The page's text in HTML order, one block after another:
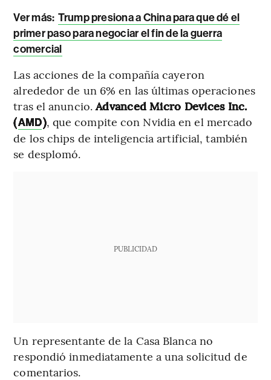
Ver más: Trump presiona a China para que dé el
primer paso para negociar el fin de la guerra
comercial
Las acciones de la compañía cayeron
alrededor de un 6% en las últimas operaciones
tras el anuncio.Advanced Micro Devices Inc.
(AMD), que compite con Nvidia en el mercado
de los chips de inteligencia artificial, también
se desplomó.
PUBLICIDAD
Un representante de la Casa Blanca no
respondió inmediatamente a una solicitud de
comentarios.